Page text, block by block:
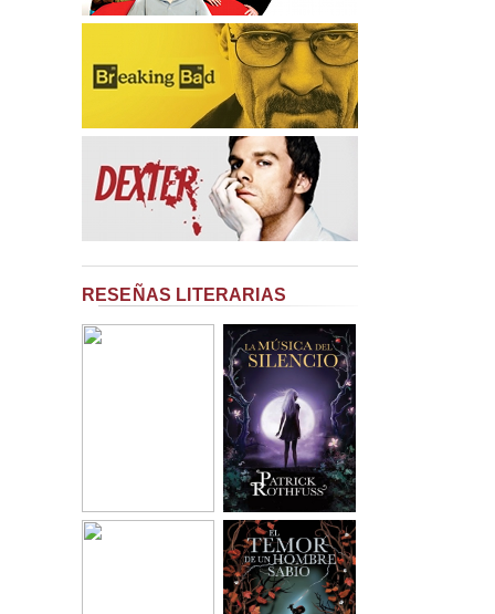
RESEÑAS LITERARIAS